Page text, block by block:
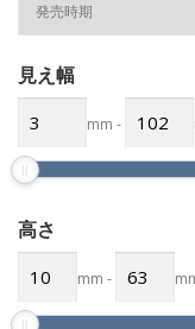
見え幅
mm -
高さ
mm -